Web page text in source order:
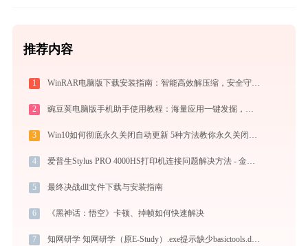
推荐内容
1 WinRAR电脑版下载安装指南：智能高效解压缩，安全守护文件传输与归档
2 豌豆荚电脑版手机助手使用教程：海量应用一键发掘，电脑轻松管理安卓手机
3 Win10如何彻底永久关闭自动更新 5种方法教你永久关闭win10自动更新
4 爱普生Stylus PRO 4000HS打印机连接问题解决方法 - 金山毒霸
5 最终决战dll文件下载与安装指南
6 《黑神话：悟空》卡顿、掉帧如何快速解决
7 知网研学 知网研学（原E-Study）.exe提示缺少basictools.dll文件的解决办法